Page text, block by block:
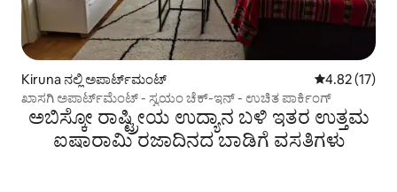
Kiruna ನಲ್ಲಿ ಅಪಾರ್ಟ್‌ಮಂಟ್ 5 ರಲ್ಲಿ 4.82
4.82 (17)
ಖಾಸಗಿ ಅಪಾರ್ಟ್‌ಮೆಂಟ್ - ಸ್ವಯಂ ಚೆಕ್-ಇನ್ - ಉಚಿತ ಪಾರ್ಕಿಂಗ್
ಅಬಿಸ್ಕೋ ರಾಷ್ಟ್ರೀಯ ಉದ್ಯಾನ ಬಳಿ ಇತರ ಉತ್ತಮ
ಐಷಾರಾಮಿ ರಜಾದಿನದ ಬಾಡಿಗೆ ವಸತಿಗಳು